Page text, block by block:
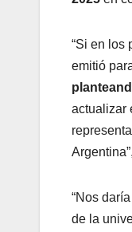
“Si en los
emitió
actualizar
“Nos
de la